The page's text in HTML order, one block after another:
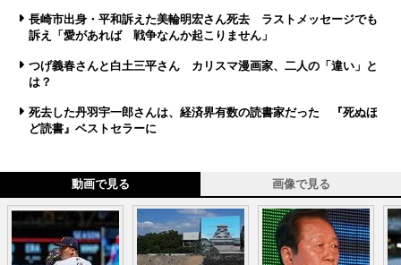
長崎市出身・平和訴えた美輪明宏さん死去 ラストメッセージでも
訴え「愛があれば 戦争なんか起こりません」
つげ義春さんと白土三平さん カリスマ漫画家、二人の「違い」と
は？
死去した丹羽宇一郎さんは、経済界有数の読書家だった 『死ぬほ
ど読書』ベストセラーに
動画で見る 画像で見る